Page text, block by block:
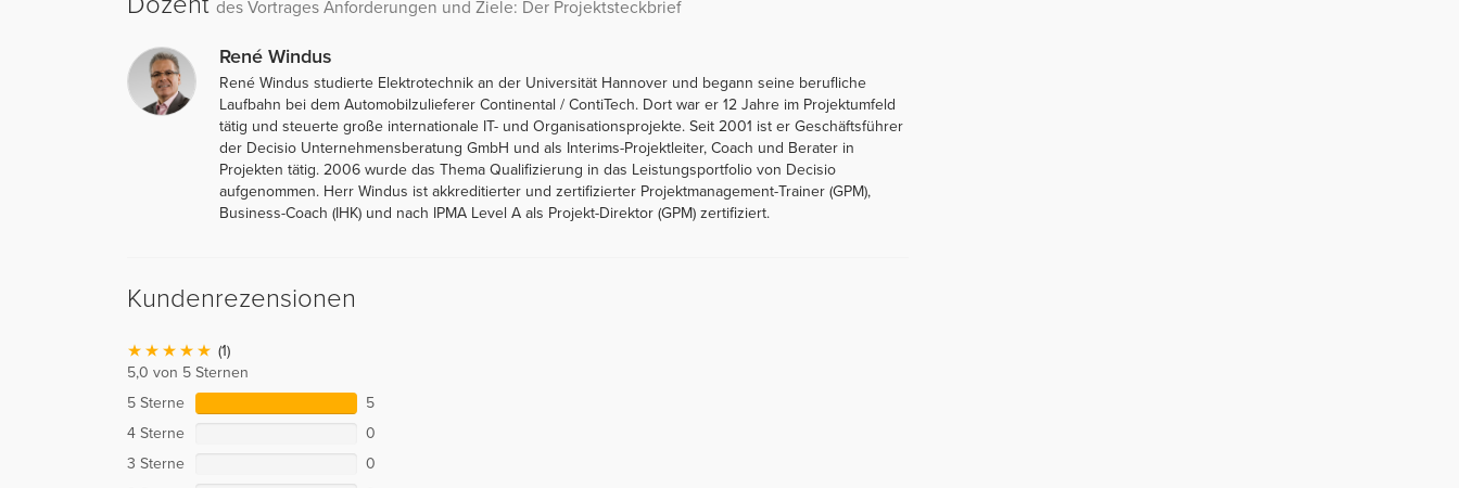
des Vortrages Anforderungen und Ziele: Der Projektsteckbrief
René Windus
René Windus studierte Elektrotechnik an der Universität Hannover und begann seine berufliche
Laufbahn bei dem Automobilzulieferer Continental / ContiTech. Dort war er 12 Jahre im Projektumfeld
tätig und steuerte große internationale IT- und Organisationsprojekte. Seit 2001 ist er Geschäftsführer
der Decisio Unternehmensberatung GmbH und als Interims-Projektleiter, Coach und Berater in
Projekten tätig. 2006 wurde das Thema Qualifizierung in das Leistungsportfolio von Decisio
aufgenommen. Herr Windus ist akkreditierter und zertifizierter Projektmanagement-Trainer (GPM),
Business-Coach (IHK) und nach IPMA Level A als Projekt-Direktor (GPM) zertifiziert.
Kundenrezensionen
(1)
5,0 von 5 Sternen
5 Sterne
5
4 Sterne
0
3 Sterne
0